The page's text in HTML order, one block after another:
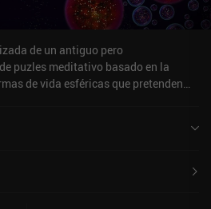
de un antiguo pero
puzles meditativo basado en la
de vida esféricas que pretenden
que impulsa nuestra esfera en la
que expulsar estos proyectiles